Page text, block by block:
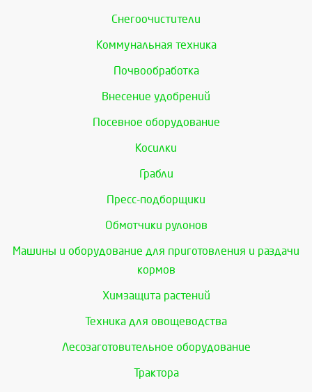
Снегоочистители
Коммунальная техника
Почвообработка
Внесение удобрений
Посевное оборудование
Косилки
Грабли
Пресс-подборщики
Обмотчики рулонов
Машины и оборудование для приготовления и раздачи
кормов
Химзащита растений
Техника для овощеводства
Лесозаготовительное оборудование
Трактора